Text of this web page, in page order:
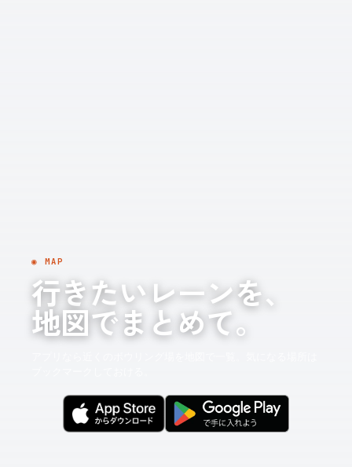
◉ MAP
行きたいレーンを、
地図でまとめて。